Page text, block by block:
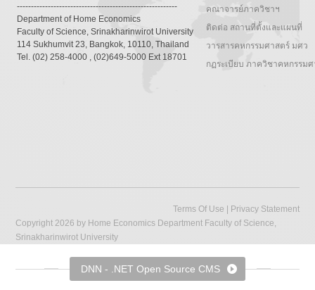
---------------------------------------------------------
Department of Home Economics
Faculty of Science, Srinakharinwirot University
114 Sukhumvit 23, Bangkok, 10110, Thailand
Tel. (02) 258-4000 , (02)649-5000 Ext 18701
คณาจารย์ภาควิชาฯ
ติดต่อ สถานที่ตั้งและแผนที่
วารสารคหกรรมศาสตร์ มศว
กฏระเบียบ ภาควิชาคหกรรม
Terms Of Use | Privacy Statement
Copyright 2026 by Home Economics Department Faculty of Science,
Srinakharinwirot University
DNN - .NET Open Source CMS